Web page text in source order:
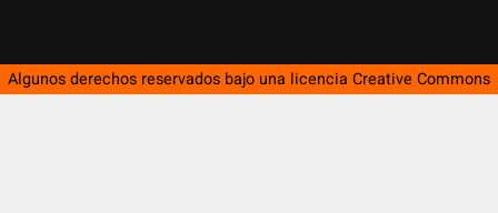
Algunos derechos reservados bajo una licencia Creative Commons